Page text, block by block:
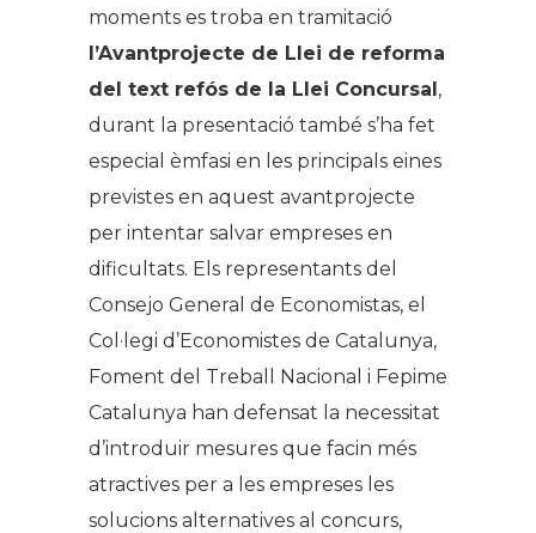
moments es troba en tramitació
l’Avantprojecte de Llei de reforma
del text refós de la Llei Concursal,
durant la presentació també s’ha fet
especial èmfasi en les principals eines
previstes en aquest avantprojecte
per intentar salvar empreses en
dificultats. Els representants del
Consejo General de Economistas, el
Col·legi d’Economistes de Catalunya,
Foment del Treball Nacional i Fepime
Catalunya han defensat la necessitat
d’introduir mesures que facin més
atractives per a les empreses les
solucions alternatives al concurs,